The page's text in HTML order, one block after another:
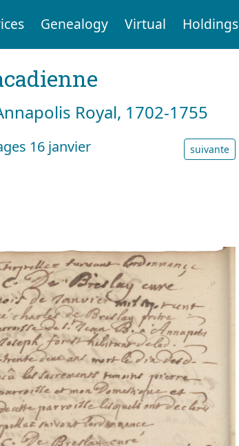
Genealogy Virtual Holdings
Royal, 1702-1755
16 janvier
suivante